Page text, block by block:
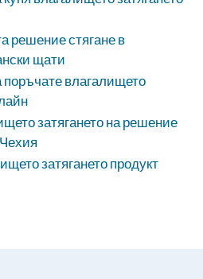
решение стягане в
щати
влагалището
затягането на решение
затягането продукт